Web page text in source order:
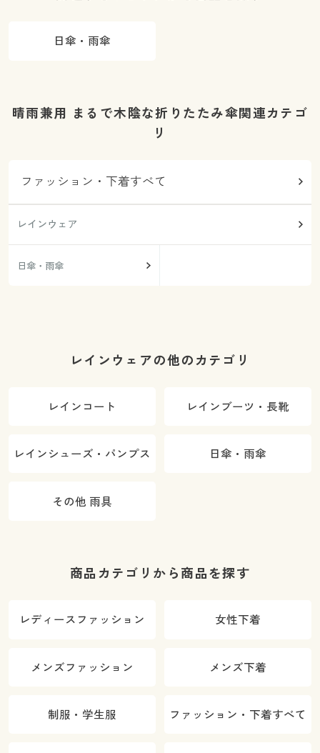
日傘・雨傘
晴雨兼用 まるで木陰な折りたたみ傘関連カテゴ
リ
ファッション・下着すべて
レインウェア
日傘・雨傘
レインウェアの他のカテゴリ
レインコート レインブーツ・長靴
レインシューズ・パンプス 日傘・雨傘
その他 雨具
商品カテゴリから商品を探す
レディースファッション 女性下着
メンズファッション メンズ下着
制服・学生服 ファッション・下着すべて